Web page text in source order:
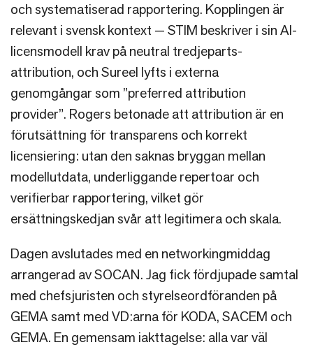
och systematiserad rapportering. Kopplingen är
relevant i svensk kontext — STIM beskriver i sin AI-
licensmodell krav på neutral tredjeparts-
attribution, och Sureel lyfts i externa
genomgångar som ”preferred attribution
provider”. Rogers betonade att attribution är en
förutsättning för transparens och korrekt
licensiering: utan den saknas bryggan mellan
modellutdata, underliggande repertoar och
verifierbar rapportering, vilket gör
ersättningskedjan svår att legitimera och skala.
Dagen avslutades med en networkingmiddag
arrangerad av SOCAN. Jag fick fördjupade samtal
med chefsjuristen och styrelseordföranden på
GEMA samt med VD:arna för KODA, SACEM och
GEMA. En gemensam iakttagelse: alla var väl